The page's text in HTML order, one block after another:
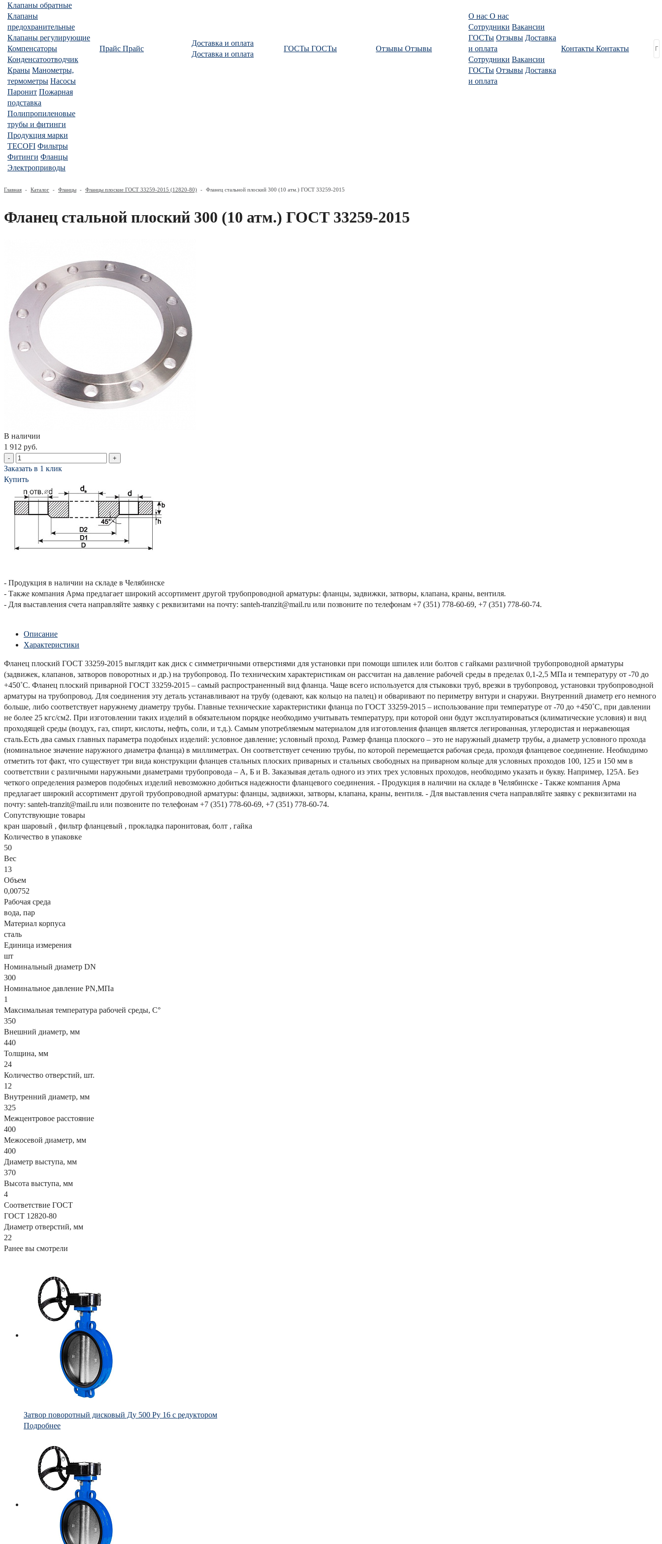
Клапаны обратные
Клапаны
предохранительные
Клапаны регулирующие
Компенсаторы
Конденсатоотводчик
Краны Манометры,
термометры Насосы
Паронит Пожарная
подставка
Полипропиленовые
трубы и фитинги
Продукция марки
TECOFI Фильтры
Фитинги Фланцы
Электроприводы
Прайс Прайс
Доставка и оплата
Доставка и оплата
ГОСТы ГОСТы Отзывы Отзывы
О нас О нас
Сотрудники Вакансии
ГОСТы Отзывы Доставка
и оплата
Сотрудники Вакансии
ГОСТы Отзывы Доставка
и оплата
Контакты Контакты
Главная - Каталог - Фланцы - Фланцы плоские ГОСТ 33259-2015 (12820-80) - Фланец стальной плоский 300 (10 атм.) ГОСТ 33259-2015
Фланец стальной плоский 300 (10 атм.) ГОСТ 33259-2015
В наличии
1 912 руб.
- +
Заказать в 1 клик
Купить
- Продукция в наличии на складе в Челябинске
- Также компания Арма предлагает широкий ассортимент другой трубопроводной арматуры: фланцы, задвижки, затворы, клапана, краны, вентиля.
- Для выставления счета направляйте заявку с реквизитами на почту: santeh-tranzit@mail.ru или позвоните по телефонам +7 (351) 778-60-69, +7 (351) 778-60-74.
Описание
Характеристики
Фланец плоский ГОСТ 33259-2015 выглядит как диск с симметричными отверстиями для установки при помощи шпилек или болтов с гайками различной трубопроводной арматуры
(задвижек, клапанов, затворов поворотных и др.) на трубопровод. По техническим характеристикам он рассчитан на давление рабочей среды в пределах 0,1-2,5 МПа и температуру от -70 до
+450˚С. Фланец плоский приварной ГОСТ 33259-2015 – самый распространенный вид фланца. Чаще всего используется для стыковки труб, врезки в трубопровод, установки трубопроводной
арматуры на трубопровод. Для соединения эту деталь устанавливают на трубу (одевают, как кольцо на палец) и обваривают по периметру внтури и снаружи. Внутренний диаметр его немного
больше, либо соответствует наружнему диаметру трубы. Главные технические характеристики фланца по ГОСТ 33259-2015 – использование при температуре от -70 до +450˚С, при давлении
не более 25 кгс/см2. При изготовлении таких изделий в обязательном порядке необходимо учитывать температуру, при которой они будут эксплуатироваться (климатические условия) и вид
проходящей среды (воздух, газ, спирт, кислоты, нефть, соли, и т.д.). Самым употребляемым материалом для изготовления фланцев является легированная, углеродистая и нержавеющая
сталь.Есть два самых главных параметра подобных изделий: условное давление; условный проход. Размер фланца плоского – это не наружный диаметр трубы, а диаметр условного прохода
(номинальное значение наружного диаметра фланца) в миллиметрах. Он соответствует сечению трубы, по которой перемещается рабочая среда, проходя фланцевое соединение. Необходимо
отметить тот факт, что существует три вида конструкции фланцев стальных плоских приварных и стальных свободных на приварном кольце для условных проходов 100, 125 и 150 мм в
соответствии с различными наружными диаметрами трубопровода – А, Б и В. Заказывая деталь одного из этих трех условных проходов, необходимо указать и букву. Например, 125А. Без
четкого определения размеров подобных изделий невозможно добиться надежности фланцевого соединения. - Продукция в наличии на складе в Челябинске - Также компания Арма
предлагает широкий ассортимент другой трубопроводной арматуры: фланцы, задвижки, затворы, клапана, краны, вентиля. - Для выставления счета направляйте заявку с реквизитами на
почту: santeh-tranzit@mail.ru или позвоните по телефонам +7 (351) 778-60-69, +7 (351) 778-60-74.
Сопутствующие товары
кран шаровый , фильтр фланцевый , прокладка паронитовая, болт , гайка
Количество в упаковке
50
Вес
13
Объем
0,00752
Рабочая среда
вода, пар
Материал корпуса
сталь
Единица измерения
шт
Номинальный диаметр DN
300
Номинальное давление PN,МПа
1
Максимальная температура рабочей среды, С°
350
Внешний диаметр, мм
440
Толщина, мм
24
Количество отверстий, шт.
12
Внутренний диаметр, мм
325
Межцентровое расстояние
400
Межосевой диаметр, мм
400
Диаметр выступа, мм
370
Высота выступа, мм
4
Соответствие ГОСТ
ГОСТ 12820-80
Диаметр отверстий, мм
22
Ранее вы смотрели
Затвор поворотный дисковый Ду 500 Ру 16 с редуктором
Подробнее